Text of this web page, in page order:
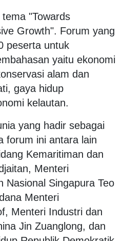
"Towards
Growth". Forum yang
peserta untuk
yaitu ekonomi
alam dan
gaya hidup
kelautan.
yang hadir sebagai
forum ini antara lain
Kemaritiman dan
Menteri
Nasional Singapura Teo
Menteri
Menteri Industri dan
Jin Zuanglong, dan